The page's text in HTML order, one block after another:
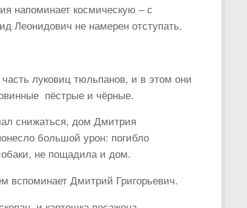
напоминает космическую – с
Леонидович не намерен отступать.
луковиц тюльпанов, и в этом они
пёстрые и чёрные.
снижаться, дом Дмитрия
большой урон: погибло
не пощадила и дом.
вспоминает Дмитрий Григорьевич.